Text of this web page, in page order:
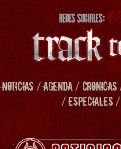
REDES SOCIALES:
NOTICIAS /AGENDA/ CRONICAS
/ESPECIALES/